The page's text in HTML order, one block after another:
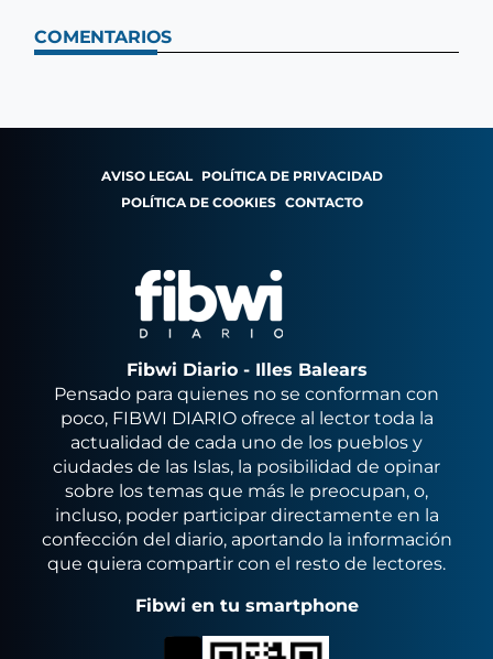
COMENTARIOS
AVISO LEGAL POLÍTICA DE PRIVACIDAD
POLÍTICA DE COOKIES CONTACTO
Fibwi Diario - Illes Balears
Pensado para quienes no se conforman con
poco, FIBWI DIARIO ofrece al lector toda la
actualidad de cada uno de los pueblos y
ciudades de las Islas, la posibilidad de opinar
sobre los temas que más le preocupan, o,
incluso, poder participar directamente en la
confección del diario, aportando la información
que quiera compartir con el resto de lectores.
Fibwi en tu smartphone